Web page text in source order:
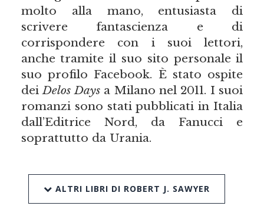
molto alla mano, entusiasta di
scrivere fantascienza e di
corrispondere con i suoi lettori,
anche tramite il suo sito personale il
suo profilo Facebook. È stato ospite
dei Delos Daysa Milano nel 2011. I suoi
romanzi sono stati pubblicati in Italia
dall’Editrice Nord, da Fanucci e
soprattutto da Urania.
ALTRI LIBRI DI ROBERT J. SAWYER